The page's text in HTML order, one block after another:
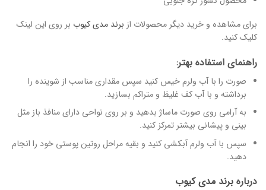
برای مشاهده و خرید دیگر محصولات از برند مدی کیوب بر روی این لینک
کلیک کنید.
راهنمای استفاده بهتر:
صورت را با آب ولرم خیس کنید سپس مقداری مناسب از شوینده را
برداشته و با آب کف غلیظ و متراکم بسازید.
به آرامی روی صورت ماساژ بدهید و بر روی نواحی دارای منافذ باز مثل
بینی و پیشانی بیشتر تمرکز کنید.
سپس با آب ولرم آبکشی کنید و بقیه مراحل روتین پوستی خود را انجام
دهید.
درباره برند مدی کیوب